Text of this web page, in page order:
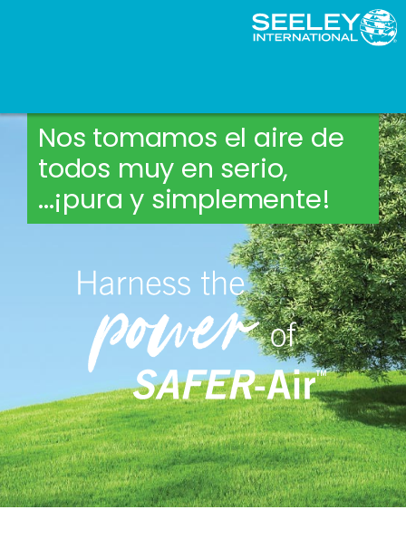
Nos tomamos el aire de
todos muy en serio,
...¡pura y simplemente!